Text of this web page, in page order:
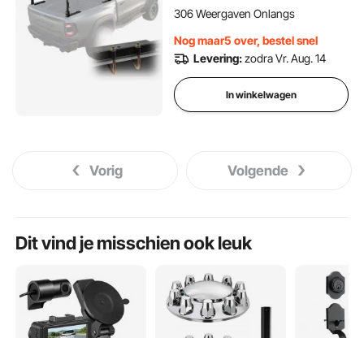
verstelbare breedte voor
306 Weergaven Onlangs
Nog maar5 over, bestel snel
Levering:zodra Vr. Aug. 14
In winkelwagen
Vorig Volgende
Dit vind je misschien ook leuk